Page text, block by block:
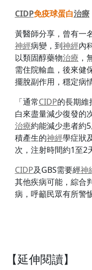
CIDP免疫球蛋白治療
黃醫師分享，曾有一
神經病變，到神經內
以類固醇藥物治療 ，
需住院輸血，後來健
擺脫副作用，穩定病情
「通常CIDP的長期維
白來盡量減少復發的
治療約能減少患者約
積產生的神經學症狀
次，注射時間約1至2
CIDP及GBS需要經神
其他疾病可能，綜合
病，呼籲民眾有所警
【延伸閱讀】